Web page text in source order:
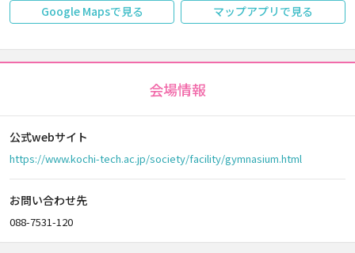
Google Mapsで見る マップアプリで見る
会場情報
公式webサイト
https://www.kochi-tech.ac.jp/society/facility/gymnasium.html
お問い合わせ先
088-7531-120